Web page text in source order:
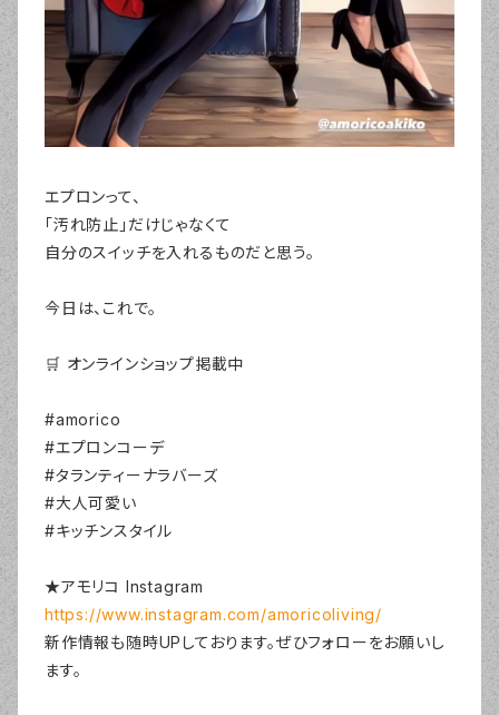
エプロンって、
「汚れ防止」だけじゃなくて
自分のスイッチを入れるものだと思う。
今日は、これで。
🛒 オンラインショップ掲載中
#amorico
#エプロンコーデ
#タランティーナラバーズ
#大人可愛い
#キッチンスタイル
★アモリコ Instagram
https://www.instagram.com/amoricoliving/
新作情報も随時UPしております。ぜひフォローをお願いし
ます。